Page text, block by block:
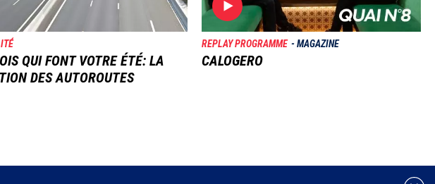
QUI FONT VOTRE ÉTÉ: LA
DES AUTOROUTES
REPLAY PROGRAMME MAGAZINE
CALOGERO